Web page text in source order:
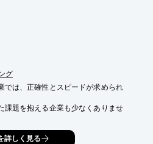
グ
では、正確性とスピードが求められ
課題を抱える企業も少なくありませ
の課題解決に貢献します。
のニーズに合わせてカスタマイズ可
詳しく見る